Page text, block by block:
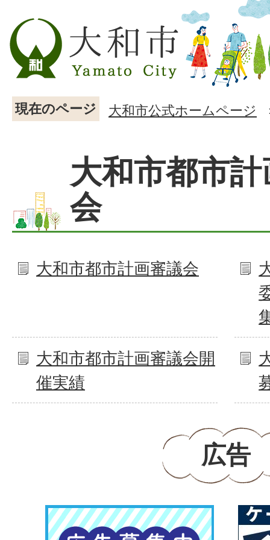
現在のページ 大和市公式ホームページ
大和市都市
会
大和市都市計画審議会
大和市都市計画審議会開
催実績
広告